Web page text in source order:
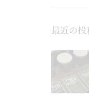
最近の投